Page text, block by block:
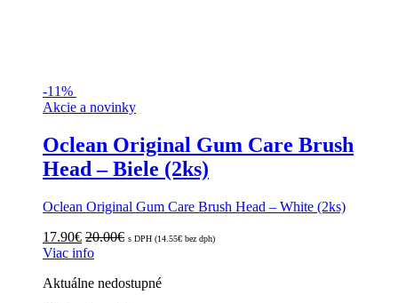
-11%
Akcie a novinky
Oclean Original Gum Care Brush
Head – Biele (2ks)
Oclean Original Gum Care Brush Head – White (2ks)
17.90€ 20.00€ s DPH (14.55€ bez dph)
Viac info
Aktuálne nedostupné